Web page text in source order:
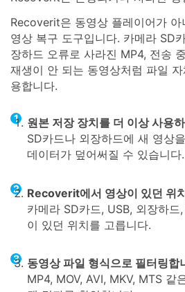
Recoverit은 동영상 플레이어가
영상 복구 도구입니다. 카메라 SD
장하드 오류로 사라진 MP4, 전송
재생이 안 되는 동영상처럼 파일
용합니다.
원본 저장 장치를 더 이상 사용
SD카드나 외장하드에 새 영상
데이터가 덮어써질 수 있습니다.
Recoverit에서 영상이 있던 위
카메라 SD카드, USB, 외장하
이 있던 위치를 고릅니다.
동영상 파일 형식으로 필터링합
MP4, MOV, AVI, MKV, MTS 같